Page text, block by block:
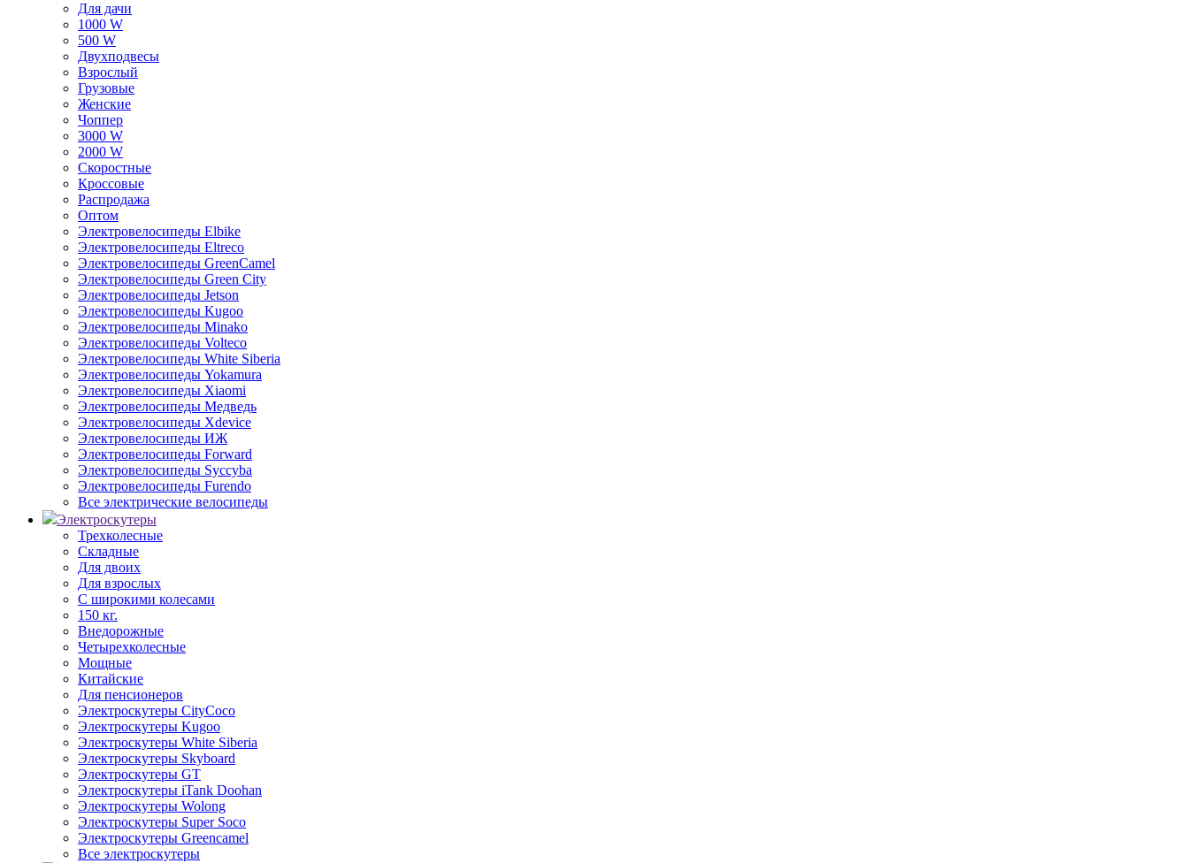
Для дачи
1000 W
500 W
Двухподвесы
Взрослый
Грузовые
Женские
Чоппер
3000 W
2000 W
Скоростные
Кроссовые
Распродажа
Оптом
Электровелосипеды Elbike
Электровелосипеды Eltreco
Электровелосипеды GreenCamel
Электровелосипеды Green City
Электровелосипеды Jetson
Электровелосипеды Kugoo
Электровелосипеды Minako
Электровелосипеды Volteco
Электровелосипеды White Siberia
Электровелосипеды Yokamura
Электровелосипеды Xiaomi
Электровелосипеды Медведь
Электровелосипеды Xdevice
Электровелосипеды ИЖ
Электровелосипеды Forward
Электровелосипеды Syccyba
Электровелосипеды Furendo
Все электрические велосипеды
Электроскутеры
Трехколесные
Складные
Для двоих
Для взрослых
С широкими колесами
150 кг.
Внедорожные
Четырехколесные
Мощные
Китайские
Для пенсионеров
Электроскутеры CityCoco
Электроскутеры Kugoo
Электроскутеры White Siberia
Электроскутеры Skyboard
Электроскутеры GT
Электроскутеры iTank Doohan
Электроскутеры Wolong
Электроскутеры Super Soco
Электроскутеры Greencamel
Все электроскутеры